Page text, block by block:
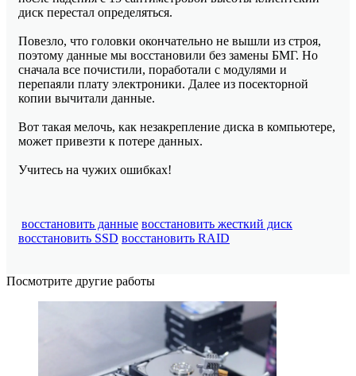
диск перестал определяться.
Повезло, что головки окончательно не вышли из строя,
поэтому данные мы восстановили без замены БМГ. Но
сначала все почистили, поработали с модулями и
перепаяли плату электроники. Далее из посекторной
копии вычитали данные.
Вот такая мелочь, как незакрепление диска в компьютере,
может привезти к потере данных.
Учитесь на чужих ошибках!
восстановить данные восстановить жесткий диск
восстановить SSD восстановить RAID
Посмотрите другие работы